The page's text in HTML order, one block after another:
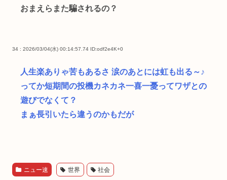
おまえらまた騙されるの？
34 : 2026/03/04(水) 00:14:57.74 ID:odf2e4K+0
人生楽ありゃ苦もあるさ 涙のあとには虹も出る～♪
ってか短期間の投機カネカネ一喜一憂ってワザとの
遊びでなくて？
まぁ長引いたら違うのかもだが
ニュー速 世界 社会